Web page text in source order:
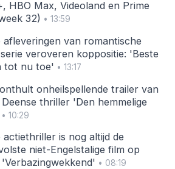
HBO Max, Videoland en Prime
32) • 13:59
afleveringen van romantische
veroveren koppositie: 'Beste
tot nu toe' • 13:17
onheilspellende trailer van
thriller 'Den hemmelige
• 10:29
actiethriller is nog altijd de
niet-Engelstalige film op
• 08:19